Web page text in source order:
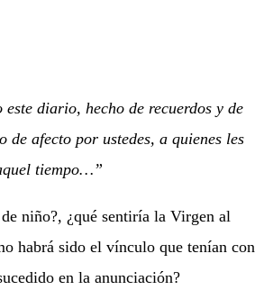
diario, hecho de recuerdos y de
de afecto por ustedes, a quienes les
tiempo…”
de niño?, ¿qué sentiría la Virgen al
habrá sido el vínculo que tenían con
en la anunciación?